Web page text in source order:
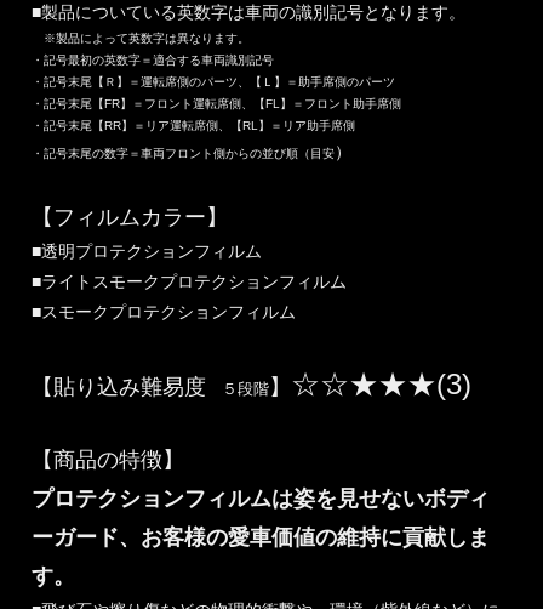
■製品についている英数字は車両の識別記号となります。
※製品によって英数字は異なります。
・記号最初の英数字＝適合する車両識別記号
・記号末尾【Ｒ】＝運転席側のパーツ、【Ｌ】＝助手席側のパーツ
・記号末尾【FR】＝フロント運転席側、【FL】＝フロント助手席側
・記号末尾【RR】＝リア運転席側、【RL】＝リア助手席側
・記号末尾の数字＝車両フロント側からの並び順（目安）
【フィルムカラー】
■透明プロテクションフィルム
■ライトスモークプロテクションフィルム
■スモークプロテクションフィルム
【貼り込み難易度 ５段階 】 ☆☆★★★(3)
【商品の特徴】
プロテクションフィルムは姿を見せないボディ
ーガード、お客様の愛車価値の維持に貢献しま
す。